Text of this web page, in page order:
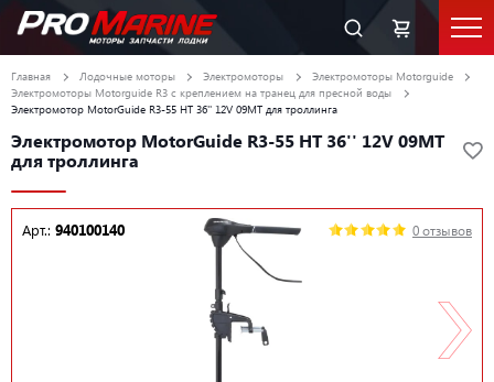
Главная Лодочные моторы Электромоторы
Электромоторы Motorguide
Электромоторы Motorguide R3 с креплением на транец для пресной воды
Электромотор MotorGuide R3-55 HT 36'' 12V 09MT для троллинга
Электромотор MotorGuide R3-55 HT 36'' 12V 09MT
для троллинга
Арт.: 940100140 0 отзывов